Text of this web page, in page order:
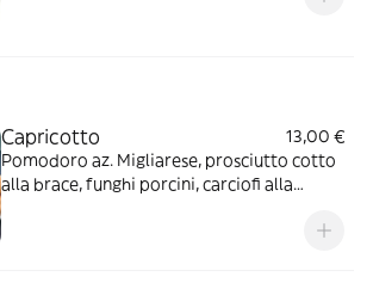
Capricotto
13,00 €
Pomodoro az. Migliarese, prosciutto cotto
alla brace, funghi porcini, carciofi alla